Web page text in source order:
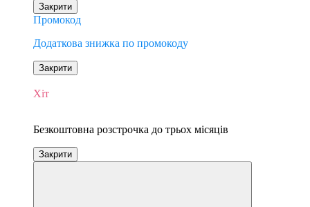
Закрити
Промокод
Додаткова знижка по промокоду
Закрити
Хіт
Безкоштовна розстрочка до трьох місяців
Закрити